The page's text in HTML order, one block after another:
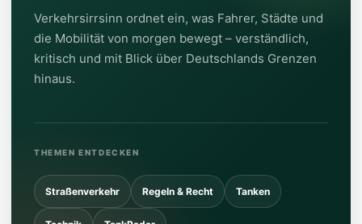
Verkehrsirrsinn ordnet ein, was Fahrer, Städte und
die Mobilität von morgen bewegt – verständlich,
kritisch und mit Blick über Deutschlands Grenzen
hinaus.
THEMEN ENTDECKEN
Straßenverkehr Regeln & Recht Tanken